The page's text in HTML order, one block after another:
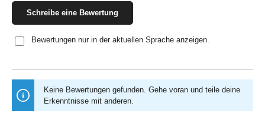
Schreibe eine Bewertung
Bewertungen nur in der aktuellen Sprache anzeigen.
Keine Bewertungen gefunden. Gehe voran und teile deine
Erkenntnisse mit anderen.